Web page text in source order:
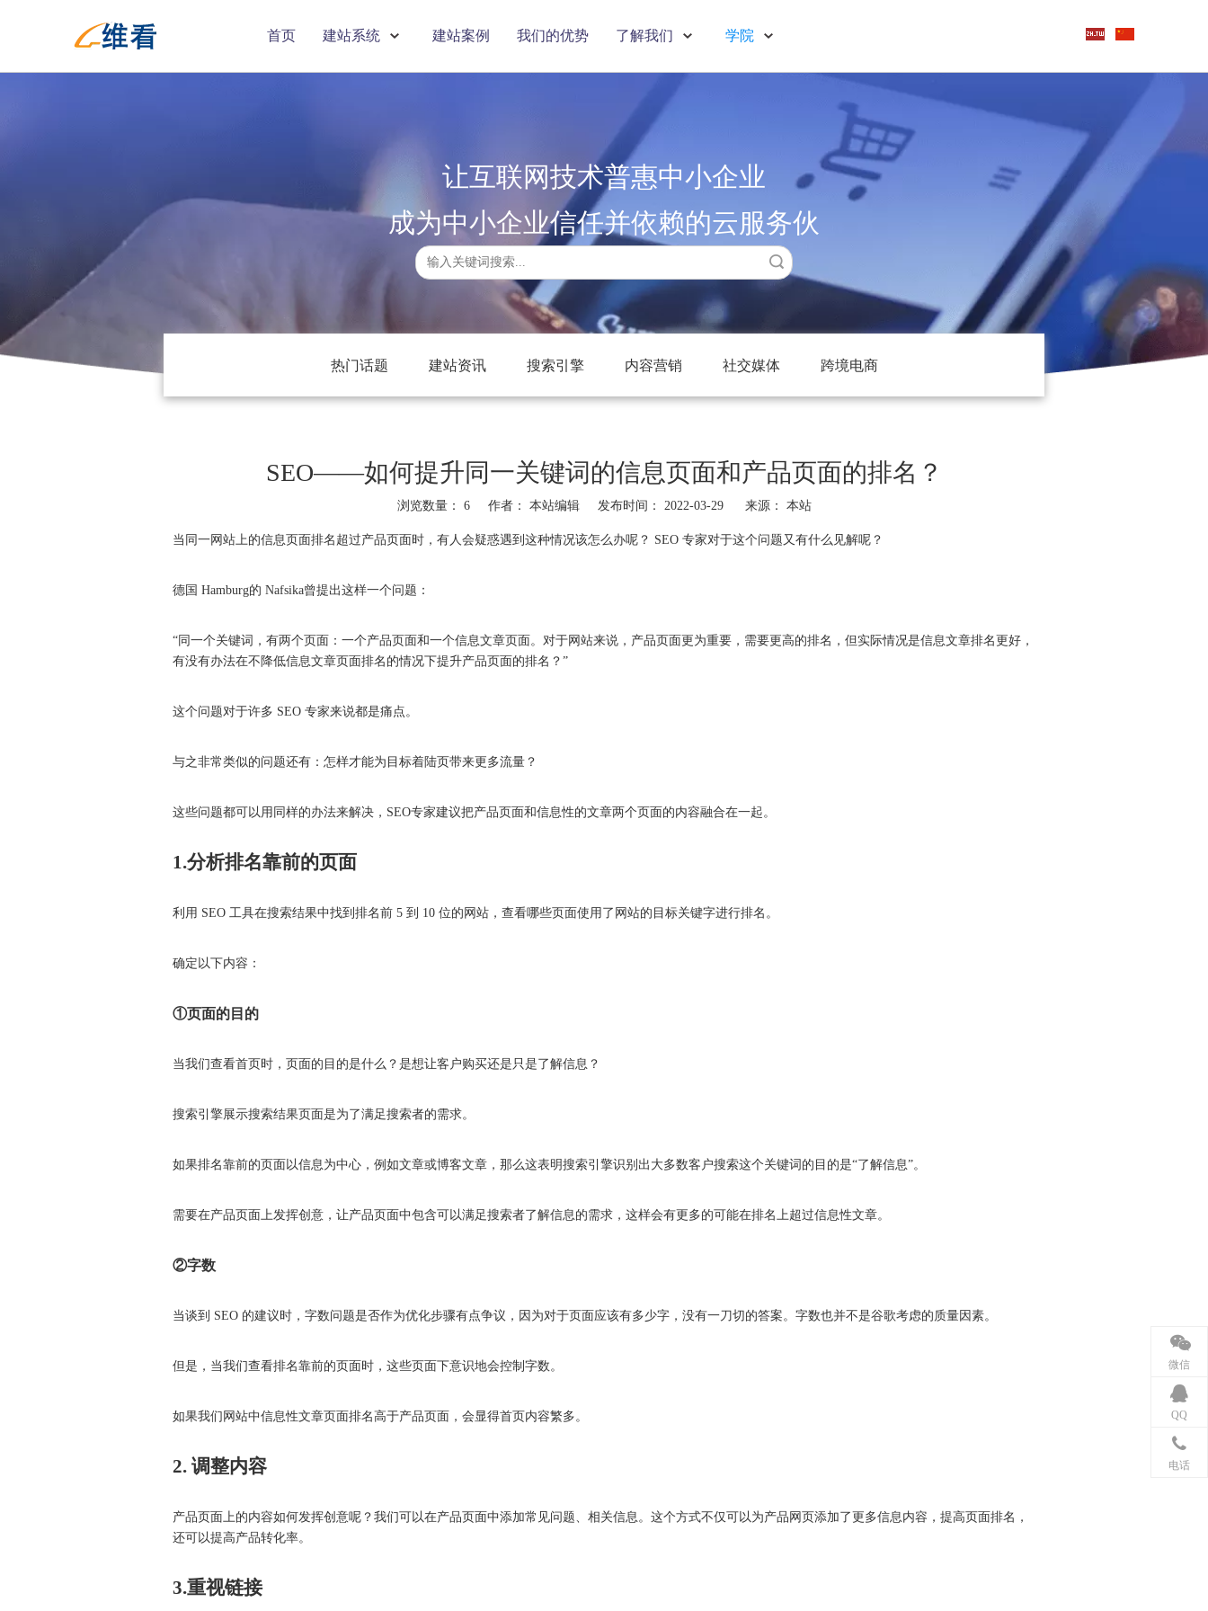
首页 建站系统 建站案例 我们的优势 了解我们 学院
让互联网技术普惠中小企业
成为中小企业信任并依赖的云服务伙
热门话题 建站资讯 搜索引擎 内容营销 社交媒体 跨境电商
SEO——如何提升同一关键词的信息页面和产品页面的排名？
浏览数量： 6作者： 本站编辑 发布时间： 2022-03-29 来源： 本站
当同一网站上的信息页面排名超过产品页面时，有人会疑惑遇到这种情况该怎么办呢？ SEO 专家对于这个问题又有什么见解呢？
德国 Hamburg的 Nafsika曾提出这样一个问题：
“同一个关键词，有两个页面：一个产品页面和一个信息文章页面。对于网站来说，产品页面更为重要，需要更高的排名，但实际情况是信息文章排名更好，
有没有办法在不降低信息文章页面排名的情况下提升产品页面的排名？”
这个问题对于许多 SEO 专家来说都是痛点。
与之非常类似的问题还有：怎样才能为目标着陆页带来更多流量？
这些问题都可以用同样的办法来解决，SEO专家建议把产品页面和信息性的文章两个页面的内容融合在一起。
1.分析排名靠前的页面
利用 SEO 工具在搜索结果中找到排名前 5 到 10 位的网站，查看哪些页面使用了网站的目标关键字进行排名。
确定以下内容：
①页面的目的
当我们查看首页时，页面的目的是什么？是想让客户购买还是只是了解信息？
搜索引擎展示搜索结果页面是为了满足搜索者的需求。
如果排名靠前的页面以信息为中心，例如文章或博客文章，那么这表明搜索引擎识别出大多数客户搜索这个关键词的目的是“了解信息”。
需要在产品页面上发挥创意，让产品页面中包含可以满足搜索者了解信息的需求，这样会有更多的可能在排名上超过信息性文章。
②字数
当谈到 SEO 的建议时，字数问题是否作为优化步骤有点争议，因为对于页面应该有多少字，没有一刀切的答案。字数也并不是谷歌考虑的质量因素。
但是，当我们查看排名靠前的页面时，这些页面下意识地会控制字数。
如果我们网站中信息性文章页面排名高于产品页面，会显得首页内容繁多。
2. 调整内容
产品页面上的内容如何发挥创意呢？我们可以在产品页面中添加常见问题、相关信息。这个方式不仅可以为产品网页添加了更多信息内容，提高页面排名，
还可以提高产品转化率。
3.重视链接
微信
QQ
电话